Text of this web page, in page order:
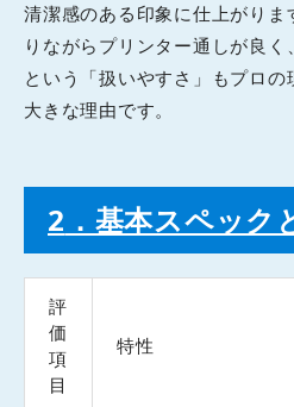
清潔感のある印象に仕上がりま
りながらプリンター通しが良
という「扱いやすさ」もプロの
大きな理由です。
2 ．基本スペック
評
価
項
目
特性